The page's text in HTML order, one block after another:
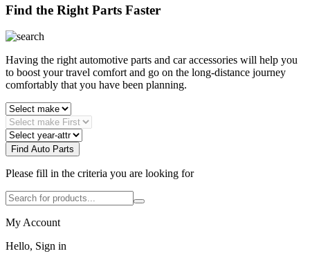
Find the Right Parts Faster
Having the right automotive parts and car accessories will help you
to boost your travel comfort and go on the long-distance journey
comfortably that you have been planning.
Find Auto Parts
Please fill in the criteria you are looking for
My Account
Hello, Sign in